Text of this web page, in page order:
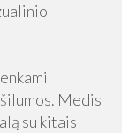
Medis
su kitais